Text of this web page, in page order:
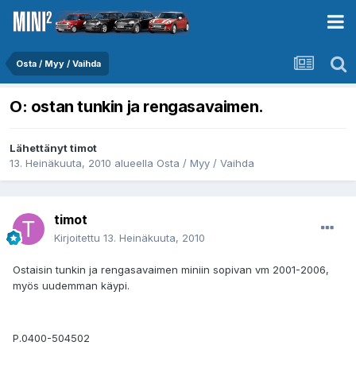
Osta / Myy / Vaihda
O: ostan tunkin ja rengasavaimen.
Lähettänyttimot
13. Heinäkuuta, 2010 alueella Osta / Myy / Vaihda
timot
Kirjoitettu 13. Heinäkuuta, 2010
Ostaisin tunkin ja rengasavaimen miniin sopivan vm 2001-2006,
myös uudemman käypi.
P.0400-504502